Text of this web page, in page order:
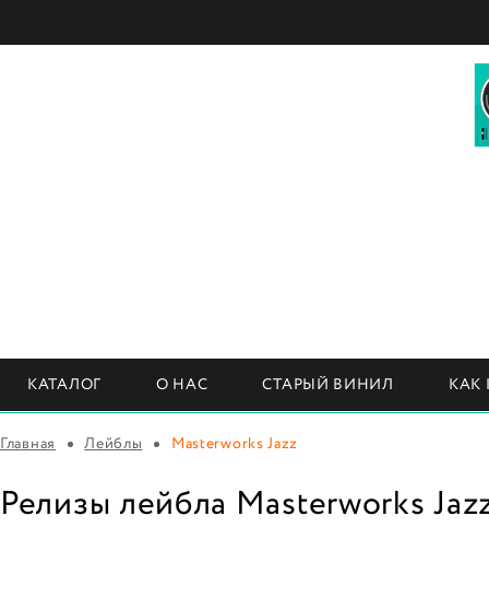
КАТАЛОГ О НАС СТАРЫЙ ВИНИЛ КАК
Главная Лейблы Masterworks Jazz
Релизы лейбла Masterworks